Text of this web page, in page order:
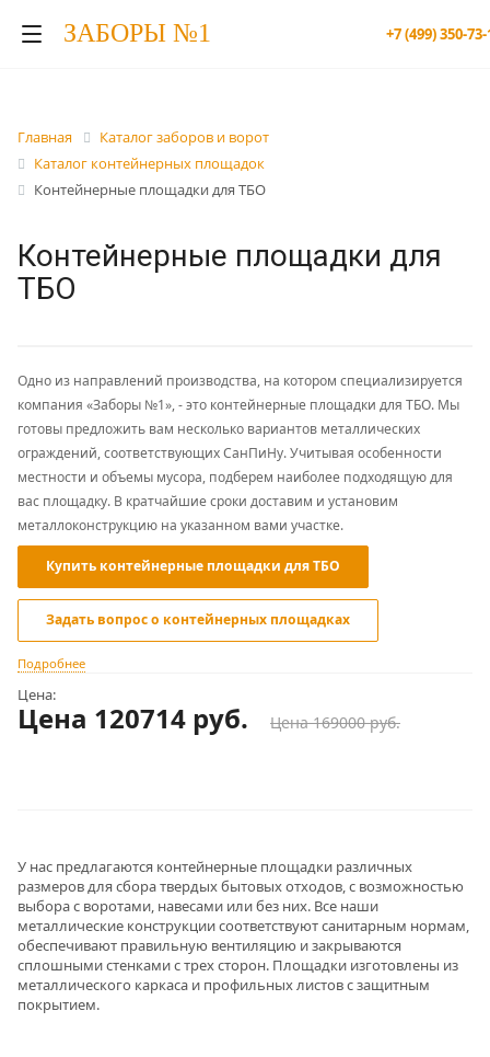
ЗАБОРЫ №1 +7 (499) 350-
Главная
Каталог заборов и ворот
Каталог контейнерных площадок
Контейнерные площадки для ТБО
Контейнерные площадки для
ТБО
Одно из направлений производства, на котором специализируется
компания «Заборы №1», - это контейнерные площадки для ТБО. Мы
готовы предложить вам несколько вариантов металлических
ограждений, соответствующих СанПиНу. Учитывая особенности
местности и объемы мусора, подберем наиболее подходящую для
вас площадку. В кратчайшие сроки доставим и установим
металлоконструкцию на указанном вами участке.
Купить контейнерные площадки для ТБО
Задать вопрос о контейнерных площадках
Подробнее
Цена:
Цена 120714 руб. Цена 169000 руб.
У нас предлагаются контейнерные площадки различных
размеров для сбора твердых бытовых отходов, с возможностью
выбора с воротами, навесами или без них. Все наши
металлические конструкции соответствуют санитарным нормам,
обеспечивают правильную вентиляцию и закрываются
сплошными стенками с трех сторон. Площадки изготовлены из
металлического каркаса и профильных листов с защитным
покрытием.